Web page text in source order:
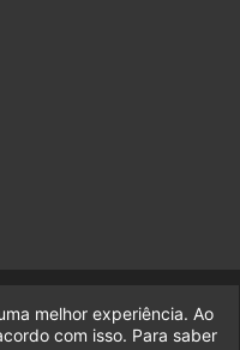
empresa da Legado
melhor experiência. Ao
com isso. Para saber